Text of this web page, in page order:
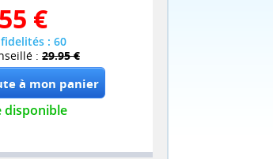
€
: 60
: 29.95 €
disponible